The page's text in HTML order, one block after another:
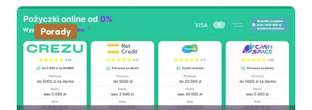
Porady